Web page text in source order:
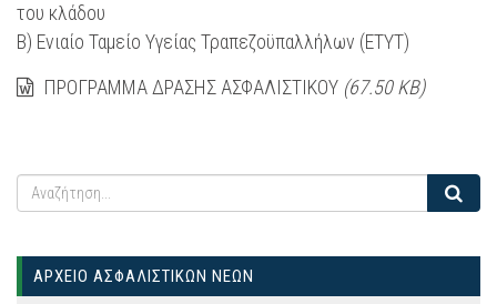
του κλάδου
Β) Ενιαίο Ταμείο Υγείας Τραπεζοϋπαλλήλων (ΕΤΥΤ)
ΠΡΟΓΡΑΜΜΑ ΔΡΑΣΗΣ ΑΣΦΑΛΙΣΤΙΚΟΥ (67.50 KB)
ΑΡΧΕΙΟ ΑΣΦΑΛΙΣΤΙΚΩΝ ΝΕΩΝ